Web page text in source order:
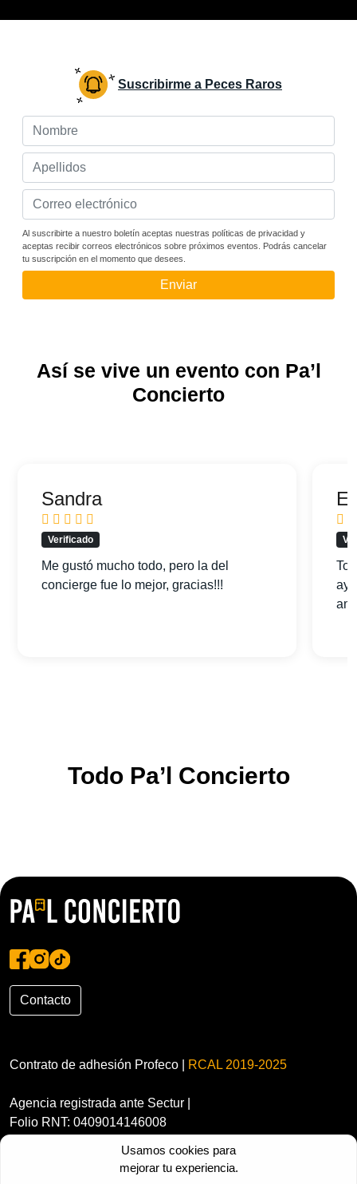
Suscribirme a Peces Raros
Al suscribirte a nuestro boletín aceptas nuestras políticas de privacidad y
aceptas recibir correos electrónicos sobre próximos eventos. Podrás cancelar
tu suscripción en el momento que desees.
Enviar
Así se vive un evento con Pa’l
Concierto
Sandra
Verificado
Me gustó mucho todo, pero la del
concierge fue lo mejor, gracias!!!
Todo Pa’l Concierto
Contacto
Contrato de adhesión Profeco | RCAL 2019-2025
Agencia registrada ante Sectur |
Folio RNT: 0409014146008
Usamos cookies para
mejorar tu experiencia.